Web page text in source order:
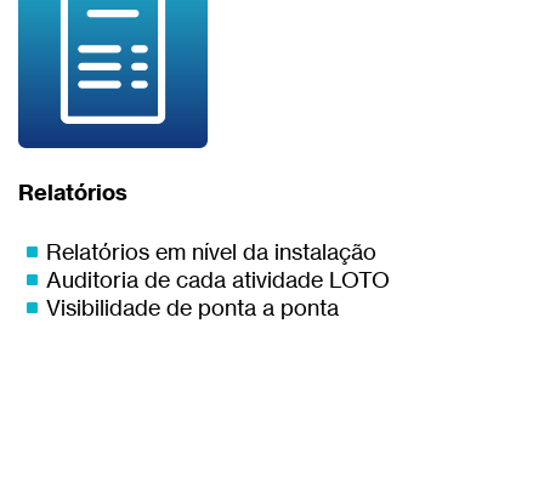
Relatórios
Relatórios em nível da instalação
Auditoria de cada atividade LOTO
Visibilidade de ponta a ponta